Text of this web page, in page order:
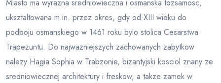
Miasto ma wyrazna sredniowieczna i osmanska tozsamosc,
uksztaltowana m.in. przez okres, gdy od XIII wieku do
podboju osmanskiego w 1461 roku bylo stolica Cesarstwa
Trapezuntu. Do najwazniejszych zachowanych zabytkow
nalezy Hagia Sophia w Trabzonie, bizantyjski kosciol znany ze
sredniowiecznej architektury i freskow, a takze zamek w